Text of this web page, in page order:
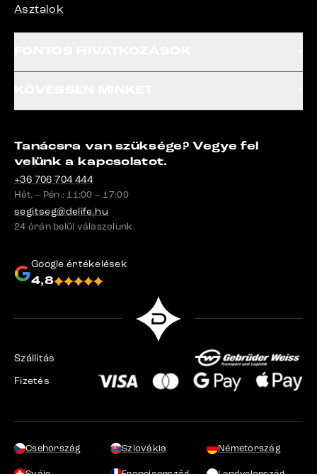
Asztalok
Tanácsra van szüksége? Vegye fel
velünk a kapcsolatot.
+36 706 704 444
Hét. – Pén.: 11:00 – 17:00
segitseg@delife.hu
24 órán belül válaszolunk.
Google értékelések
4,8
Szállítás
Fizetés
Csehország Szlovákia Németország